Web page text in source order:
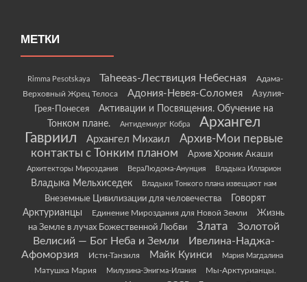
МЕТКИ
Rimma Pesotskaya Taheeas-Лествиция Небесная
Адама-
Верховный Жрец Телоса
Адония-Невея-Соломея
Азулия-
Грея-Понесея
Активации и Посвящения. Обучение на
Тонком плане.
Антидемиург Кобра
Архангел
Гавриил
Архангел Михаил
Архив-Мои первые
контакты с Тонким планом
Архив Хроник Акаши
Архитекторы Мироздания ВераЛюдома-Анунция Владыка Илларион
Владыка Мельхиседек Владыки Тонкого плана извещают нам
Внеземные Цивилизации для человечества
Говорят
Арктурианцы
Единение Мироздания для Новой Земли
Жизнь
на Земле в лучах Божественной Любви
Злата
Золотой
Велисий — Бог Неба и Земли
Ивелина-Наджа-
Афоморзия
Исти-Танзиля Майк Куинси Мария Магдалина
Матушка Мария Милузина-Энигма-Илания
Мы-Арктурианцы.